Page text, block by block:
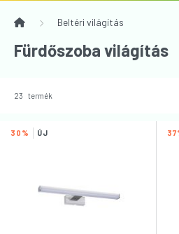
Beltéri világítás
Fürdőszoba világítás
23 termék
30 ÚJ 37